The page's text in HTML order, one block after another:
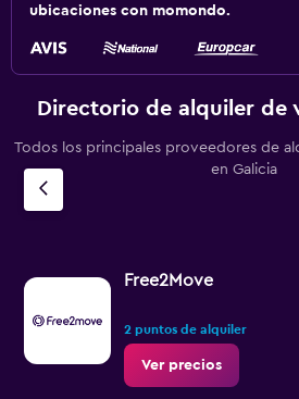
ubicaciones con momondo.
Directorio de alquiler de
Todos los principales proveedores de
en Galicia
Free2Move
2 puntos de alquiler
Ver precios